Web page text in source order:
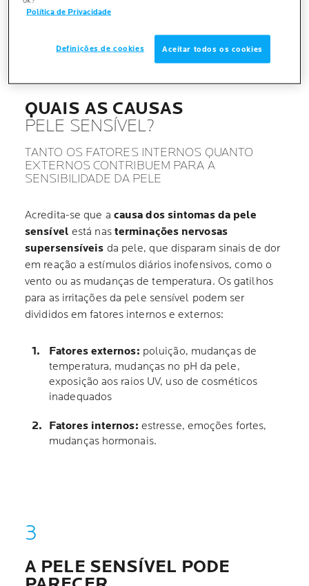
QUAIS AS CAUSAS
PELE SENSÍVEL?
TANTO OS FATORES INTERNOS QUANTO
EXTERNOS CONTRIBUEM PARA A
SENSIBILIDADE DA PELE
Acredita-se que a causa dos sintomas da pele
sensível está nas terminações nervosas
supersensíveis da pele, que disparam sinais de dor
em reação a estímulos diários inofensivos, como o
vento ou as mudanças de temperatura. Os gatilhos
para as irritações da pele sensível podem ser
divididos em fatores internos e externos:
Fatores externos: poluição, mudanças de
temperatura, mudanças no pH da pele,
exposição aos raios UV, uso de cosméticos
inadequados
Fatores internos: estresse, emoções fortes,
mudanças hormonais.
A PELE SENSÍVEL PODE
Política de Privacidade
Definições de cookies Aceitar todos os cookies